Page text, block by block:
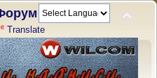
Translate